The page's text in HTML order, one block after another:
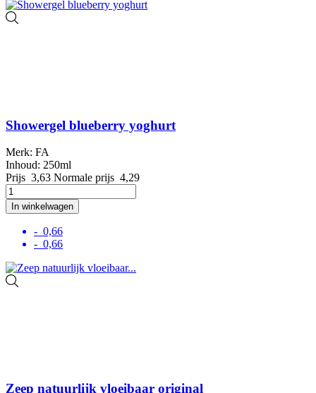
Showergel blueberry yoghurt
Merk: FA
Inhoud: 250ml
Prijs 3,63 Normale prijs 4,29
In winkelwagen
- 0,66
- 0,66
Zeep natuurlijk vloeibaar original